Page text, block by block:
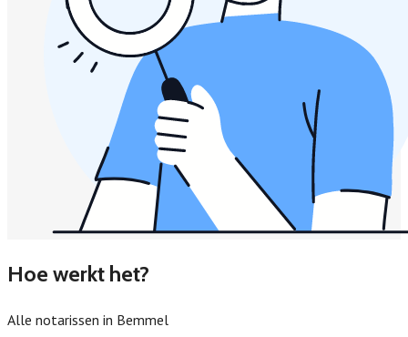
Hoe werkt het?
Alle notarissen in Bemmel